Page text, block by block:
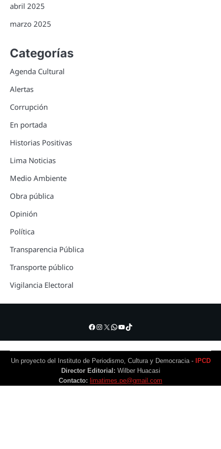
abril 2025
marzo 2025
Categorías
Agenda Cultural
Alertas
Corrupción
En portada
Historias Positivas
Lima Noticias
Medio Ambiente
Obra pública
Opinión
Política
Transparencia Pública
Transporte público
Vigilancia Electoral
Facebook
Instagram
X WhatsApp
YouTube
TikTok
Un proyecto del Instituto de Periodismo, Cultura y Democracia -
IPCD
Director Editorial: Wilber Huacasi
Contacto: limatimes.pe@gmail.com